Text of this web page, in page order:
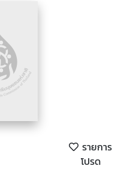
รายการ
โปรด